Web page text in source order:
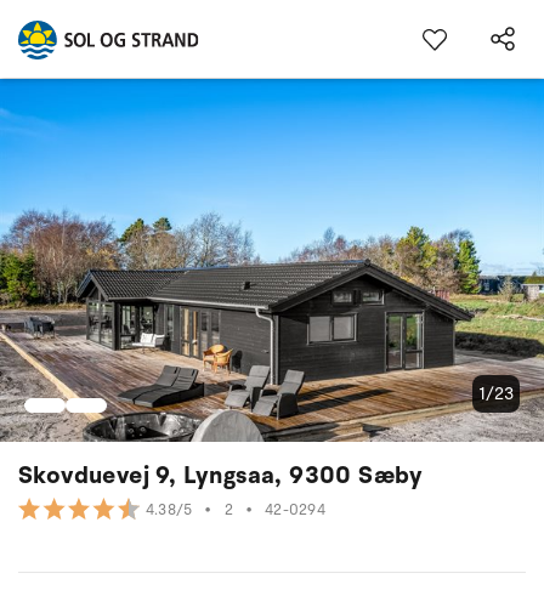
Skovduevej 9, Lyngsaa, 9300 Sæby
4.38/5 • 2 • 42-0294
1/23